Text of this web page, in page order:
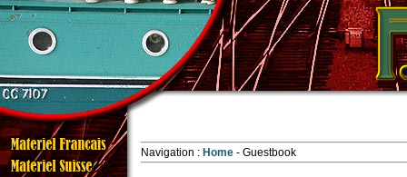
Navigation : Home Guestbook